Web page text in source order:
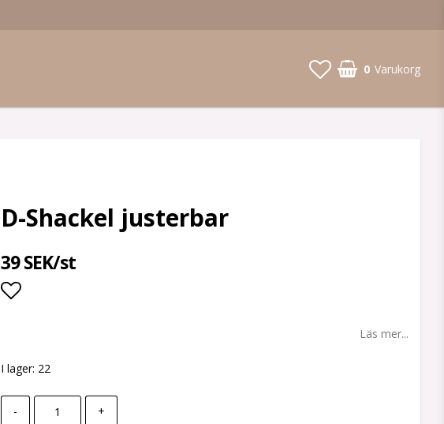
0 Varukorg
D-Shackel justerbar
39 SEK/st
Läs mer...
I lager: 22
- +